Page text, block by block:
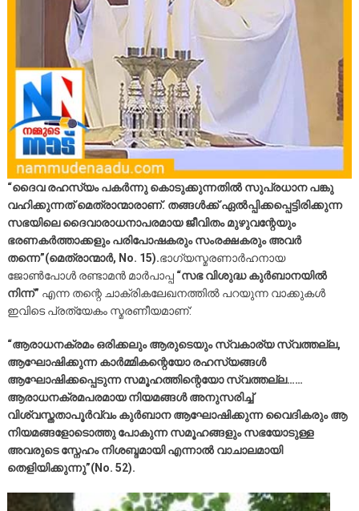
“ദൈവ രഹസ്യം പകർന്നു കൊടുക്കുന്നതിൽ സുപ്രധാന പങ്കു
വഹിക്കുന്നത് മെത്രാന്മാരാണ്. തങ്ങൾക്ക് ഏൽപ്പിക്കപ്പെട്ടിരിക്കുന്ന
സഭയിലെ ദൈവാരാധനാപരമായ ജീവിതം മുഴുവന്റേയും
ഭരണകർത്താക്കളും പരിപോഷകരും സംരക്ഷകരും അവർ
തന്നെ”(മെത്രാന്മാർ, No. 15).ഭാഗ്യസ്മരണാർഹനായ
ജോൺപോൾ രണ്ടാമൻ മാർപാപ്പ “സഭ വിശുദ്ധ കുർബാനയിൽ
നിന്ന്” എന്ന തന്റെ ചാക്രികലേഖനത്തിൽ പറയുന്ന വാക്കുകൾ
ഇവിടെ പ്രത്യേകം സ്മരണീയമാണ്:
“ആരാധനക്രമം ഒരിക്കലും ആരുടെയും സ്വകാര്യ സ്വത്തല്ല,
ആഘോഷിക്കുന്ന കാർമ്മികന്റെയോ രഹസ്യങ്ങൾ
ആഘോഷിക്കപ്പെടുന്ന സമൂഹത്തിന്റെയോ സ്വത്തല്ല……
ആരാധനക്രമപരമായ നിയമങ്ങൾ അനുസരിച്ച്
വിശ്വസ്തതാപൂർവ്വം കുർബാന ആഘോഷിക്കുന്ന വൈദികരും ആ
നിയമങ്ങളോടൊത്തു പോകുന്ന സമൂഹങ്ങളും സഭയോടുള്ള
അവരുടെ സ്നേഹം നിശബ്ദമായി എന്നാൽ വാചാലമായി
തെളിയിക്കുന്നു”(No. 52).